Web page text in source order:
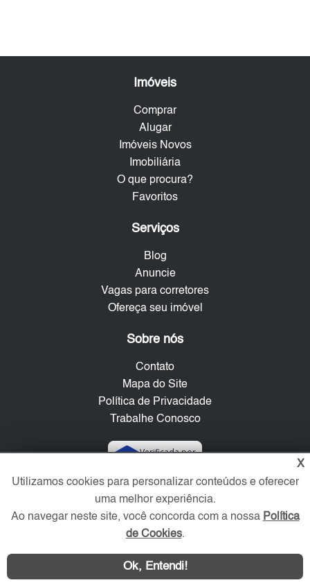
Imóveis
Comprar
Alugar
Imóveis Novos
Imobiliária
O que procura?
Favoritos
Serviços
Blog
Anuncie
Vagas para corretores
Ofereça seu imóvel
Sobre nós
Contato
Mapa do Site
Política de Privacidade
Trabalhe Conosco
Verificada por
Redes Sociais
X
Utilizamos cookies para personalizar conteúdos e oferecer
uma melhor experiência.
Ao navegar neste site, você concorda com a nossa Política
de Cookies.
Ok, Entendi!